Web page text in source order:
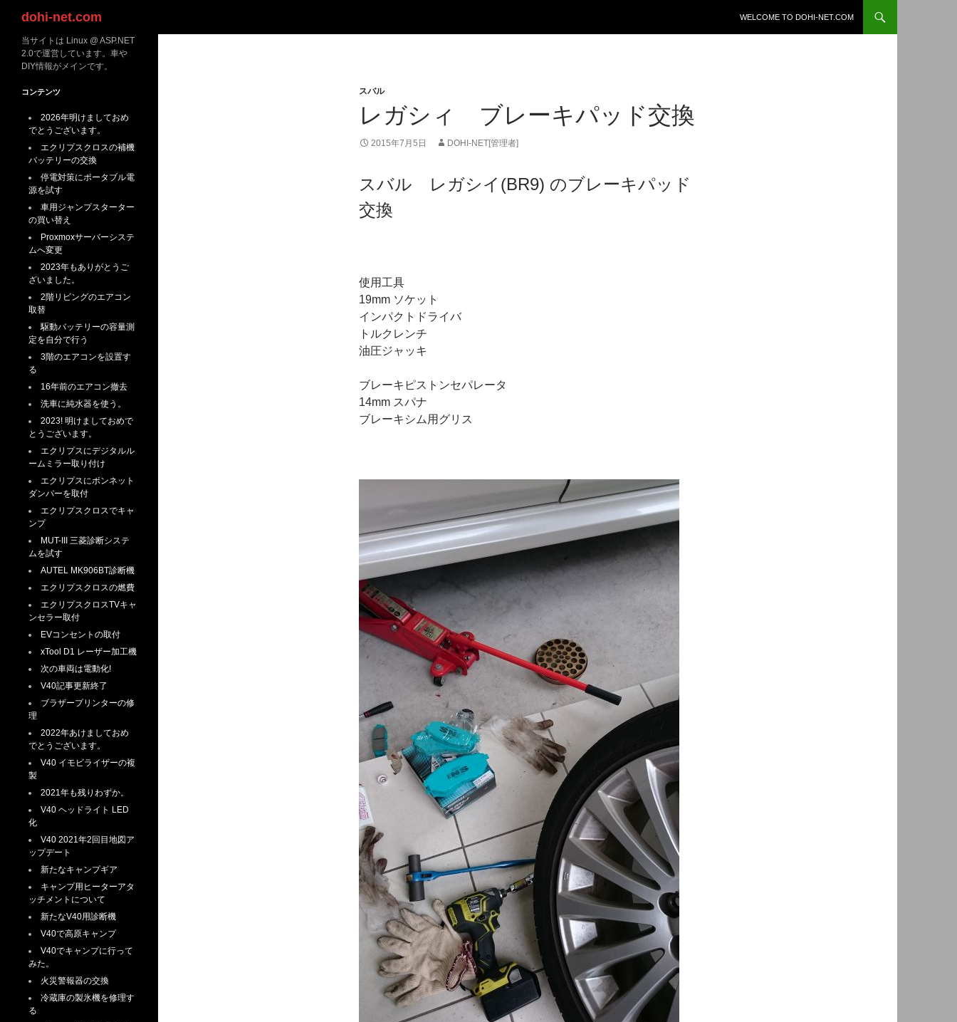
dohi-net.com
WELCOME TO DOHI-NET.COM
スバル
レガシィ ブレーキパッド交換
2015年7月5日 DOHI-NET[管理者]
スバル レガシイ(BR9) のブレーキパッド
交換
使用工具
19mm ソケット
インパクトドライバ
トルクレンチ
油圧ジャッキ
ブレーキピストンセパレータ
14mm スパナ
ブレーキシム用グリス
当サイトは Linux @ ASP.NET
2.0で運営しています。車や
DIY情報がメインです。
コンテンツ
2026年明けましておめ
でとうございます。
エクリプスクロスの補機
バッテリーの交換
停電対策にポータブル電
源を試す
車用ジャンプスターター
の買い替え
Proxmoxサーバーシステ
ムへ変更
2023年もありがとうご
ざいました。
2階リビングのエアコン
取替
駆動バッテリーの容量測
定を自分で行う
3階のエアコンを設置す
る
16年前のエアコン撤去
洗車に純水器を使う。
2023! 明けましておめで
とうございます。
エクリプスにデジタルル
ームミラー取り付け
エクリプスにボンネット
ダンパーを取付
エクリプスクロスでキャ
ンプ
MUT-III 三菱診断システ
ムを試す
AUTEL MK906BT診断機
エクリプスクロスの燃費
エクリプスクロスTVキャ
ンセラー取付
EVコンセントの取付
xTool D1 レーザー加工機
次の車両は電動化!
V40記事更新終了
ブラザープリンターの修
理
2022年あけましておめ
でとうございます。
V40 イモビライザーの複
製
2021年も残りわずか。
V40 ヘッドライト LED
化
V40 2021年2回目地図ア
ップデート
新たなキャンプギア
キャンプ用ヒーターアタ
ッチメントについて
新たなV40用診断機
V40で高原キャンプ
V40でキャンプに行って
みた。
火災警報器の交換
冷蔵庫の製氷機を修理す
る